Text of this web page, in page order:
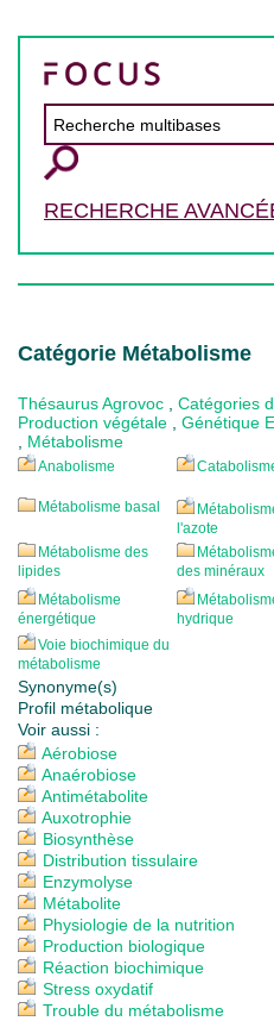
RECHERCHE
Catégorie Métabolisme
Thésaurus Agrovoc Catégories
Production végétale
Génétique
Métabolisme
Anabolisme
Métabolisme basal
l'azote
Métabolisme des
lipides
des minéraux
Métabolisme
énergétique
hydrique
Voie biochimique du
métabolisme
Synonyme(s)
Profil métabolique
Voir aussi :
Aérobiose
Anaérobiose
Antimétabolite
Auxotrophie
Biosynthèse
Distribution tissulaire
Enzymolyse
Métabolite
Physiologie de la nutrition
Production biologique
Réaction biochimique
Stress oxydatif
Trouble du métabolisme